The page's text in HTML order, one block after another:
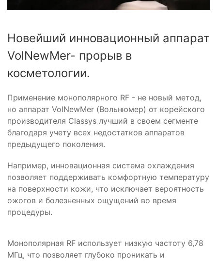
Новейший инновационный аппарат
VolNewMer- прорыв в
косметологии.
Применение монополярного RF - не новый метод,
но аппарат VolNewMer (Вольнюмер) от корейского
производителя Classys лучший в своем сегменте
благодаря учету всех недостатков аппаратов
предыдущего поколения.
Например, инновационная система охлаждения
позволяет поддерживать комфортную температуру
на поверхности кожи, что исключает вероятность
ожогов и болезненных ощущений во время
процедуры.
Монополярная RF использует низкую частоту 6,78
МГц, что позволяет глубоко проникать и